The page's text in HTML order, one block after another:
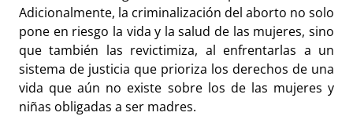
Adicionalmente, la criminalización del aborto no solo
pone en riesgo la vida y la salud de las mujeres, sino
que también las revictimiza, al enfrentarlas a un
sistema de justicia que prioriza los derechos de una
vida que aún no existe sobre los de las mujeres y
niñas obligadas a ser madres.